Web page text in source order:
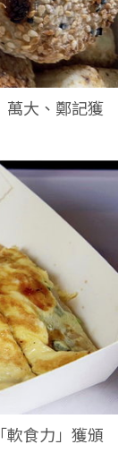
萬大、鄭記獲
軟食力」獲頒